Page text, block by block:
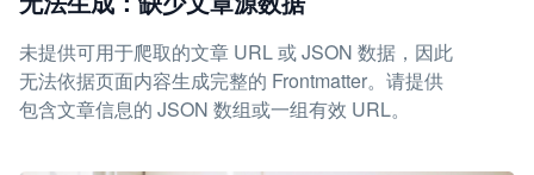
未提供可用于爬取的文章 URL 或 JSON 数据，因此
无法依据页面内容生成完整的 Frontmatter。请提供
包含文章信息的 JSON 数组或一组有效 URL。